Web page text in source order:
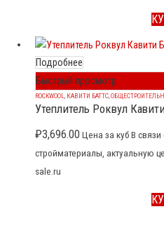
Подробнее
Быстрый просмотр
ROCKWOOL КАВИТИ БАТТС
Утеплитель Роквул
₽3,696.00 Цена за куб В
стройматериалы, актуальную
sale.ru